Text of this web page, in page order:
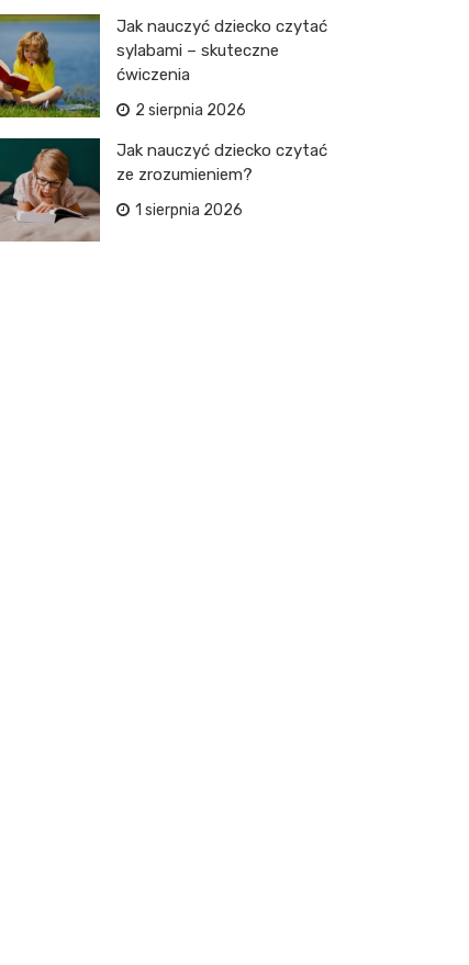
Jak nauczyć dziecko czytać
sylabami – skuteczne
ćwiczenia
2 sierpnia 2026
Jak nauczyć dziecko czytać
ze zrozumieniem?
1 sierpnia 2026